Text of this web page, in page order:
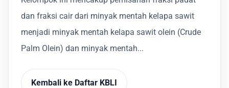
dan fraksi cair dari minyak mentah kelapa sawit
menjadi minyak mentah kelapa sawit olein (Crude
Palm Olein) dan minyak mentah...
Kembali ke Daftar KBLI